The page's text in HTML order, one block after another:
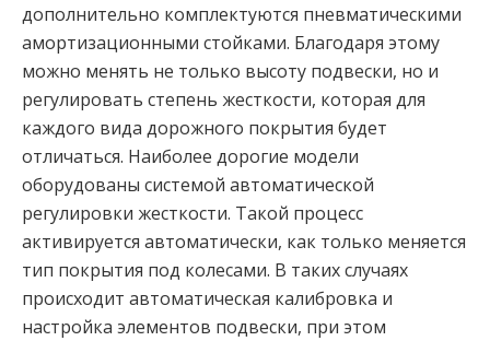
дополнительно комплектуются пневматическими
амортизационными стойками. Благодаря этому
можно менять не только высоту подвески, но и
регулировать степень жесткости, которая для
каждого вида дорожного покрытия будет
отличаться. Наиболее дорогие модели
оборудованы системой автоматической
регулировки жесткости. Такой процесс
активируется автоматически, как только меняется
тип покрытия под колесами. В таких случаях
происходит автоматическая калибровка и
настройка элементов подвески, при этом